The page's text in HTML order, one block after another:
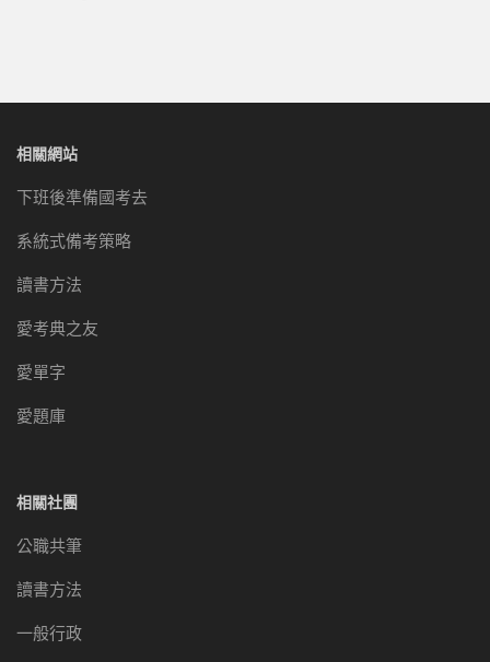
相關網站
下班後準備國考去
系統式備考策略
讀書方法
愛考典之友
愛單字
愛題庫
相關社團
公職共筆
讀書方法
一般行政